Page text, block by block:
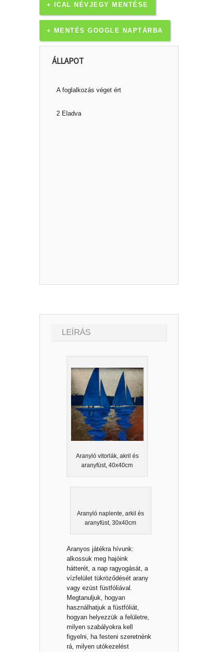
+ ICAL NÉVJEGY MENTÉSE
+ MENTÉS GOOGLE NAPTÁRBA
ÁLLAPOT
A foglalkozás véget ért
2 Eladva
LEÍRÁS
Aranyló vitorlák, akril és
aranyfüst, 40x40cm
Aranyló naplente, arkil és
aranyfüst, 30x40cm
Aranyos játékra hívunk:
alkossuk meg hajóink
hátterét, a nap ragyogását, a
vízfelület tükröződését arany
vagy ezüst füstfóliával.
Megtanuljuk, hogyan
használhatjuk a füstfóliát,
hogyan helyezzük a felületre,
milyen szabályokra kell
figyelni, ha festeni szeretnénk
rá, milyen utókezelést